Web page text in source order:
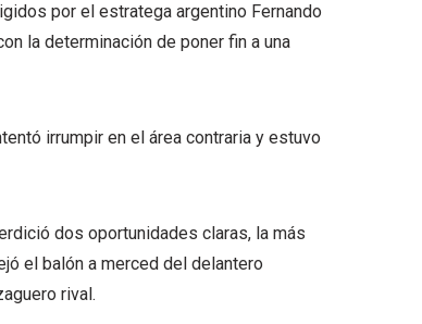
por el estratega argentino Fernando
la determinación de poner fin a una
irrumpir en el área contraria y estuvo
dos oportunidades claras, la más
el balón a merced del delantero
rival.